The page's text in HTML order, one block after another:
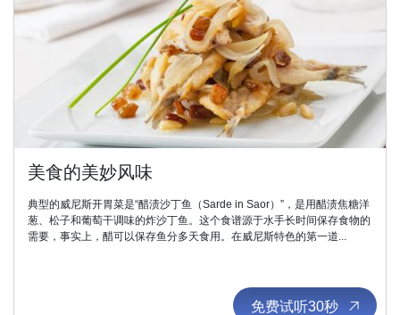
圣马可
在威尼斯这样一个狭窄巷道错综复杂的迷宫里，圣马可广场在你面前打开
了一片美丽和谐的敞亮天地，占地12000平方米，周边环绕着美轮美奂的
建筑。 无论春夏秋冬，白天黑夜，她永远是那么美丽。我建议你在不同
免费试听30秒